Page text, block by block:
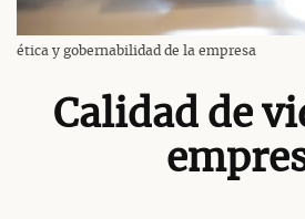
ética y gobernabilidad de la empresa
Calidad de